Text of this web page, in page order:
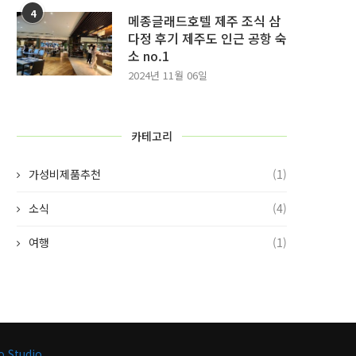
4
메종글래드호텔 제주 조식 삼
다정 후기 제주도 인근 공항 숙
소 no.1
2024년 11월 06일
카테고리
가성비제품추천 (1)
소식 (4)
여행 (1)